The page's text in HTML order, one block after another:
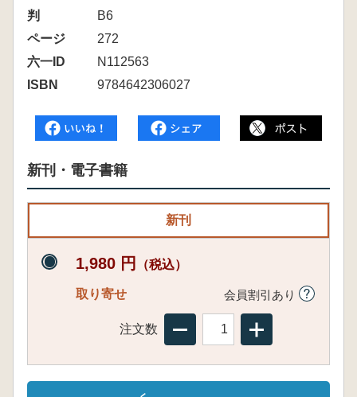
判
B6
ページ
272
六一ID
N112563
ISBN
9784642306027
新刊・電子書籍
新刊
1,980 円 （税込）
取り寄せ 会員割引あり
注文数